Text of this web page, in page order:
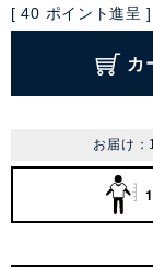
[ 40 ポイント進呈 ]
カ
お届け：